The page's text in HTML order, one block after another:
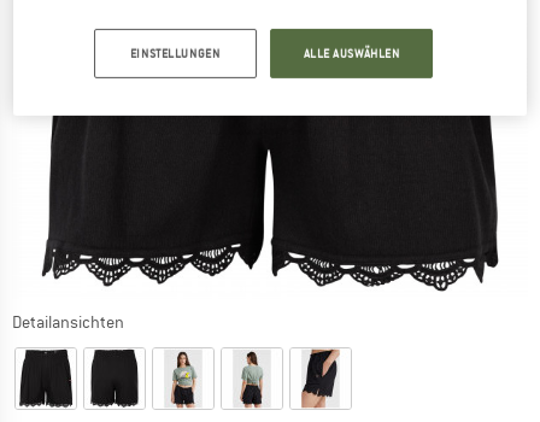
Detailansichten
EINSTELLUNGEN ALLE AUSWÄHLEN